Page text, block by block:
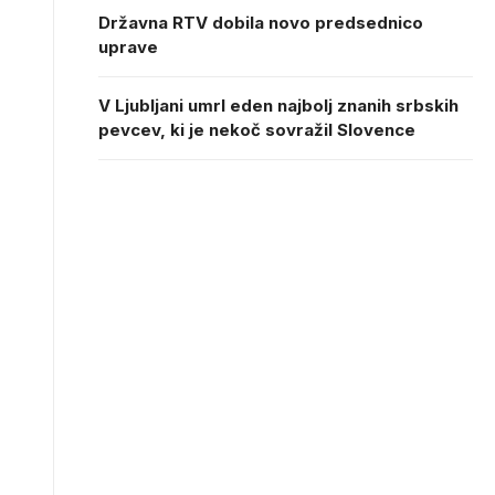
Državna RTV dobila novo predsednico
uprave
V Ljubljani umrl eden najbolj znanih srbskih
pevcev, ki je nekoč sovražil Slovence